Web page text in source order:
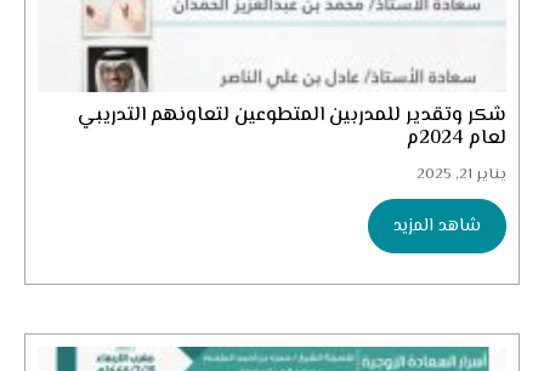
شكر وتقدير للمدربين المتطوعين لتعاونهم التدريبي
لعام 2024م
يناير 21, 2025
شاهد المزيد